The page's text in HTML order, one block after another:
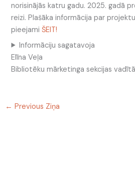
norisinājās katru gadu. 2025. gadā
reizi. Plašāka informācija par
pieejamiŠEIT!
Informāciju sagatavoja
Elīna Veļa
Bibliotēku mārketinga sekcijas
← Previous Ziņa